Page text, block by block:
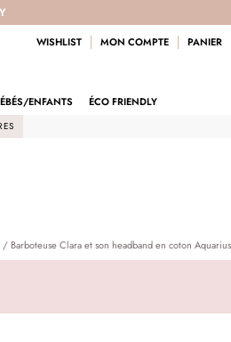
WISHLIST MON COMPTE PANIER
ENFANTS ÉCO FRIENDLY
/ Barboteuse Clara et son headband en coton Aquarius